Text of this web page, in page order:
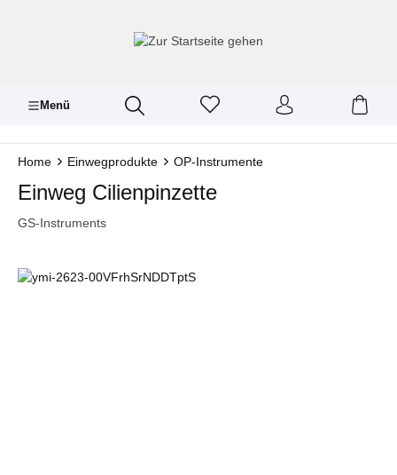
Menü
Home Einwegprodukte OP-Instrumente
Einweg Cilienpinzette
GS-Instruments